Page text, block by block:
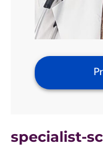
specialist-